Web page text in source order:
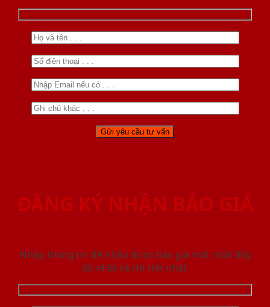
ĐĂNG KÝ NHẬN BÁO GIÁ
Nhập thông tin để nhận được báo giá mới nhât đầy
đủ nhất và chi tiết nhất.